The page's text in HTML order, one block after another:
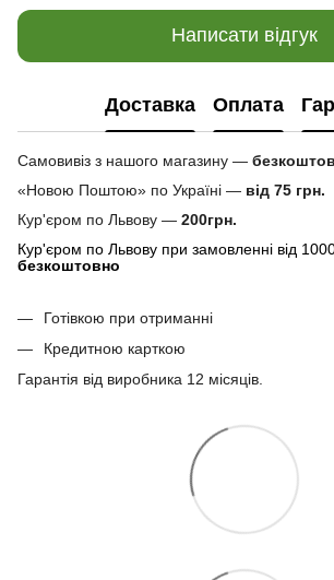
Написати відгук
Доставка Оплата
Самовивіз з нашого магазину —
«Новою Поштою» по Україні — від 75 грн.
Кур'єром по Львову — 200грн.
Кур'єром по Львову при замовленні від
безкоштовно
Готівкою при отриманні
Кредитною карткою
Гарантія від виробника 12 місяців.